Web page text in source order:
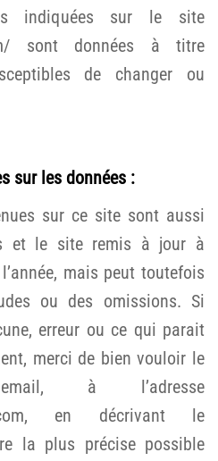
indiquées sur le site
sont données à titre
de changer ou
sur les données :
sur ce site sont aussi
et le site remis à jour à
mais peut toutefois
ou des omissions. Si
erreur ou ce qui parait
merci de bien vouloir le
à l’adresse
en décrivant le
la plus précise possible